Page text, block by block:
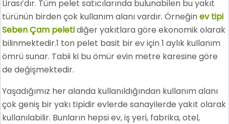
Lirası’dır. Tüm pelet satıcılarında bulunabilen bu yakıt
türünün birden çok kullanım alanı vardır. Örneğinev tipi
Seben Çam peletidiğer yakıtlara göre ekonomik olarak
bilinmektedir.1 ton pelet basit bir ev için 1 aylık kullanım
ömrü sunar. Tabii ki bu ömür evin metre karesine göre
de değişmektedir.
Yaşadığımız her alanda kullanıldığından kullanım alanı
çok geniş bir yakı tipidir evlerde sanayilerde yakıt olarak
kullanılabilir. Bunların hepsi ev, iş yeri, fabrika, otel,